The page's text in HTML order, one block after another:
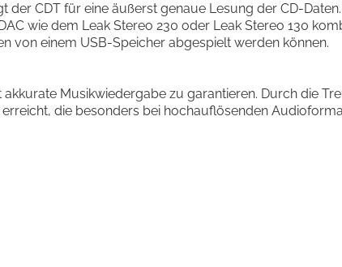
der CDT für eine äußerst genaue Lesung der CD-Daten.
wie dem Leak Stereo 230 oder Leak Stereo 130
von einem USB-Speicher abgespielt werden können.
akkurate Musikwiedergabe zu garantieren. Durch die
erreicht, die besonders bei hochauflösenden